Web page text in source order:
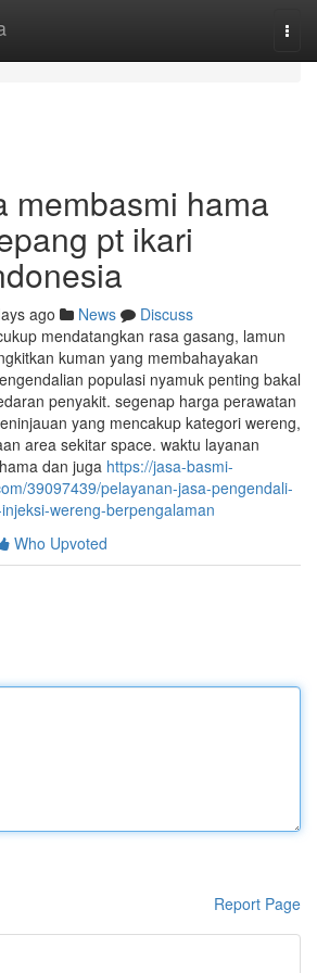
membasmi hama
pt ikari
ago News
Discuss
mendatangkan rasa gasang, lamun
kuman yang membahayakan
populasi nyamuk penting bakal
penyakit. segenap harga perawatan
yang mencakup kategori wereng,
area sekitar space. waktu layanan
dan juga https://jasa-basmi-
39097439/pelayanan-jasa-pengendali-
wereng-berpengalaman
Who Upvoted
Report Page